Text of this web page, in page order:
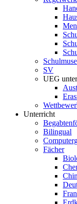
SV
UEG
Unterricht
Bilingual
Fächer